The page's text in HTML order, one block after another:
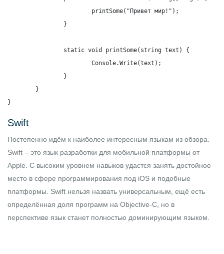
}
Swift
Постепенно идём к наиболее интересным языкам из обзора.
Swift – это язык разработки для мобильной платформы от
Apple. С высоким уровнем навыков удастся занять достойное
место в сфере программирования под iOS и подобные
платформы. Swift нельзя назвать универсальным, ещё есть
определённая доля программ на Objective-C, но в
перспективе язык станет полностью доминирующим языком.